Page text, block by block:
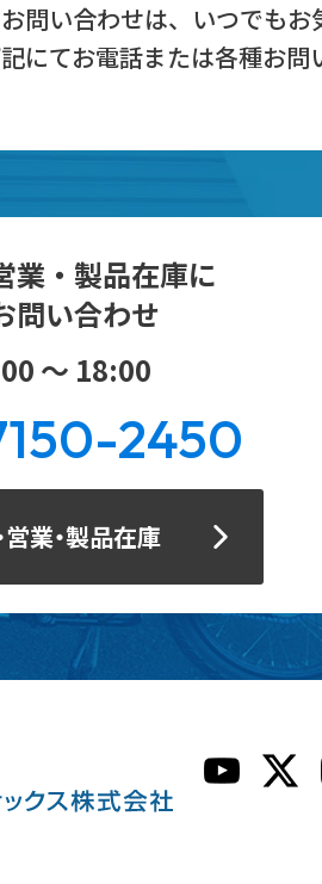
問い合わせは、 いつでもお
にてお電話または各種お問
業・製品在庫に
問い合わせ
～ 18:00
2450
業・製品在庫